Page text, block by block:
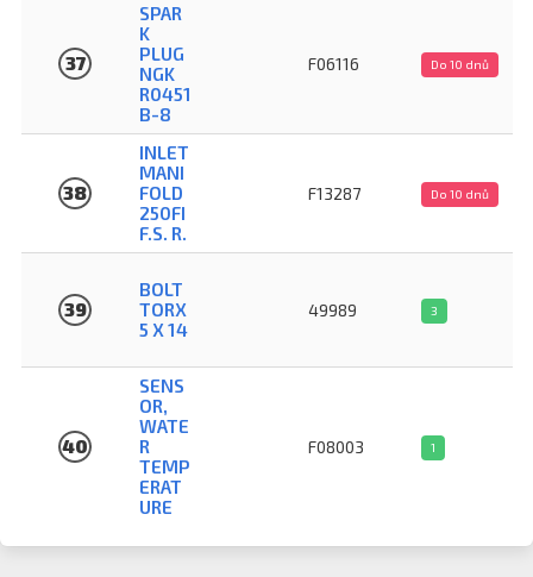
37
SPAR
K
PLUG
NGK
R0451
B-8
F06116 Do 10 dnů
38
INLET
MANI
FOLD
250FI
F.S. R.
F13287 Do 10 dnů
39
BOLT
TORX
5 X 14
49989 3
40
SENS
OR,
WATE
R
TEMP
ERAT
URE
F08003 1